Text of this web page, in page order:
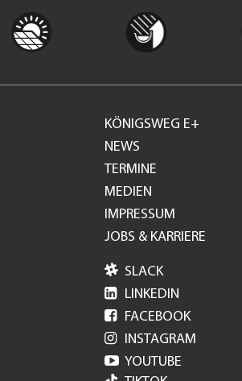
Footer
GH
KÖNIGSWEG E+
NEWS
TERMINE
MEDIEN
IMPRESSUM
JOBS & KARRIERE
 SLACK
 LINKEDIN
 FACEBOOK
 INSTAGRAM
 YOUTUBE